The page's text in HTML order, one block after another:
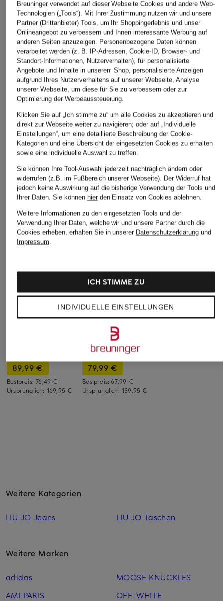
ÄHNLICHE ARTIKEL ENTDECKEN
+Aktionsrabatt
89,99 €
Bestpreis:76,49 €
Ursprünglich: 169,95 €
+Aktionsrabatt
Hose
79,99 €
Bestpreis:67,99 €
Ursprünglich: 139,95 €
RAFFAELLO ROSSI
Weitere Kategorien
LIU JO Jeans LIU JO Taschen
Weitere Marken
adidas
AMI PARIS
MOOSE KNUCKLES
OFF-WHITE
Breuninger verwendet auf dieser Webseite Cookies und andere Web-
Technologien („Tools“). Mit Ihrer Zustimmung nutzen wir und unsere
Partner (Drittanbieter) Tools, um Ihr Shoppingerlebnis und unser
Onlineangebot zu verbessern und Ihnen interessante Werbung auf
anderen Seiten anzuzeigen. Personenbezogene Daten können
verarbeitet werden (z. B. IP-Adressen, Cookie-ID, Browser- und
Standort-Informationen, Nutzerverhalten), für personalisierte
Angebote und Inhalte in unserem Shop, personalisierte Anzeigen
aufgrund Ihres Nutzerverhaltens auf unserer Webseite, Analyse
unserer Webseite, um diese für Sie zu verbessern oder zur
Optimierung der Werbeaussteuerung.
Klicken Sie auf „Ich stimme zu“ um alle Cookies zu akzeptieren und
direkt zur Webseite weiter zu navigieren; oder auf „Individuelle
Einstellungen“, um eine detaillierte Beschreibung der Cookie-
Kategorien und eine Übersicht der eingesetzten Cookies zu erhalten
sowie eine individuelle Auswahl zu treffen.
Sie können Ihre Tool-Auswahl jederzeit nachträglich ändern oder
widerrufen (z.B. im Fußbereich unserer Webseite). Der Widerruf hat
jedoch keine Auswirkung auf die bisherige Verwendung der Tools und
Ihrer Daten. Sie können hierden Einsatz von Cookies ablehnen.
Weitere Informationen zu den eingesetzten Tools und der
Verwendung Ihrer Daten, welche wir und unsere Partner durch die
Cookies erheben, erhalten Sie in unserer Datenschutzerklärungund
Impressum.
INDIVIDUELLE EINSTELLUNGEN
ICH STIMME ZU